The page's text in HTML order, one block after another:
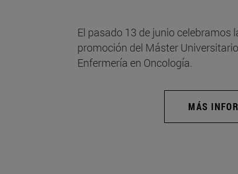
El pasado 13 de junio celebramos
promoción del Máster
Enfermería en Oncología.
MÁS